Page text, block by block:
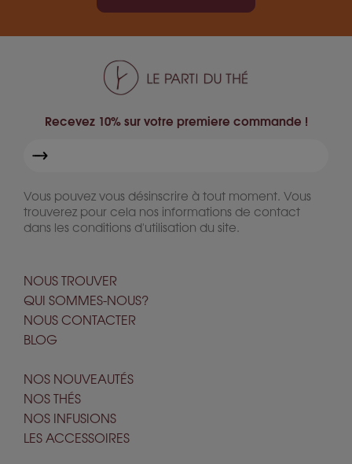
Recevez 10% sur votre premiere commande !
Vous pouvez vous désinscrire à tout moment. Vous
trouverez pour cela nos informations de contact
dans les conditions d'utilisation du site.
NOUS TROUVER
QUI SOMMES-NOUS?
NOUS CONTACTER
BLOG
NOS NOUVEAUTÉS
NOS THÉS
NOS INFUSIONS
LES ACCESSOIRES